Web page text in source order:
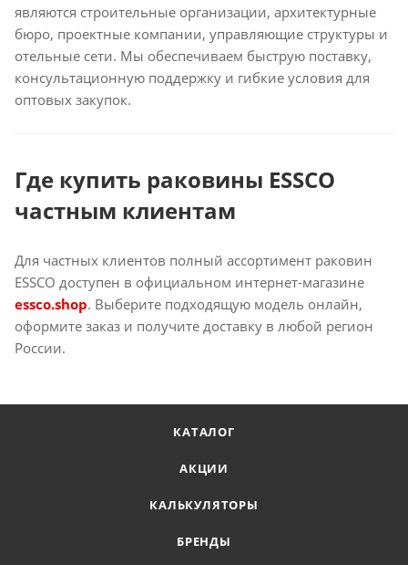
являются строительные организации, архитектурные
бюро, проектные компании, управляющие структуры и
отельные сети. Мы обеспечиваем быструю поставку,
консультационную поддержку и гибкие условия для
оптовых закупок.
Где купить раковины ESSCO
частным клиентам
Для частных клиентов полный ассортимент раковин
ESSCO доступен в официальном интернет-магазине
essco.shop. Выберите подходящую модель онлайн,
оформите заказ и получите доставку в любой регион
России.
КАТАЛОГ
АКЦИИ
КАЛЬКУЛЯТОРЫ
БРЕНДЫ